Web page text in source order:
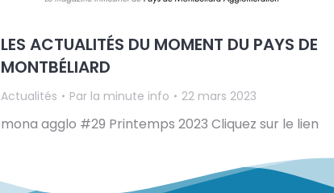
LES ACTUALITÉS DU MOMENT DU PAYS DE
MONTBÉLIARD
Actualités Par la minute info 22 mars 2023
mona agglo #29 Printemps 2023 Cliquez sur le lien